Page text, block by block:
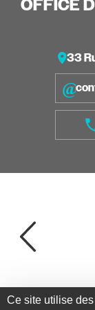
OFFICE
33
Ce site utilise